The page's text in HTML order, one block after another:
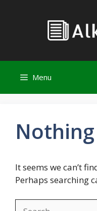
Menu
It seems we can’t
Perhaps searching